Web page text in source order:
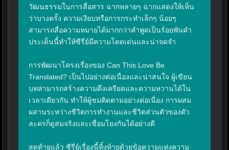
วัฒนธรรมในการสื่อสาร ฉากหลายๆ ฉากแสดงให้เห็น
ว่าบางครั้ง ความเงียบหรือการกระทำเล็กๆ น้อยๆ
สามารถสื่อความหมายได้มากกว่าคำพูดเป็นร้อยพันคำ
ประเด็นนี้ทำให้ซีรี่ย์มีความโดดเด่นและน่าจดจำ
การพัฒนาโครงเรื่องของ Can This Love Be
Translated? เป็นไปอย่างต่อเนื่องและน่าสนใจ ผู้เขียน
บทสามารถสร้างความตึงเครียดและความหวานได้ใน
เวลาเดียวกัน ทำให้ผู้ชมติดตามอย่างต่อเนื่อง การผสม
ผสานระหว่างชีวิตการทำงานและชีวิตส่วนตัวของตัว
ละครก็ดูสมจริงและเชื่อมโยงกันได้อย่างดี
สุดท้ายแล้ว ซีรี่ย์เรื่องนี้ทิ้งท้ายด้วยข้อความแห่งความ